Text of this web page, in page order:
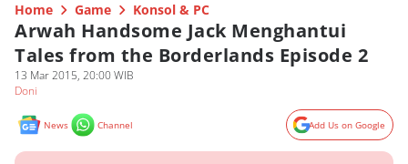
Home Game Konsol & PC
Arwah Handsome Jack Menghantui
Tales from the Borderlands Episode 2
13 Mar 2015, 20:00 WIB
Doni
News Channel Add Us on Google